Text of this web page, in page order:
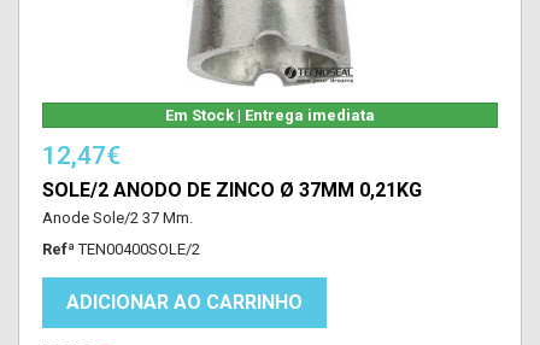
Em Stock | Entrega imediata
12,47€
SOLE/2 ANODO DE ZINCO Ø 37MM 0,21KG
Anode Sole/2 37 Mm.
Refª TEN00400SOLE/2
ADICIONAR AO CARRINHO